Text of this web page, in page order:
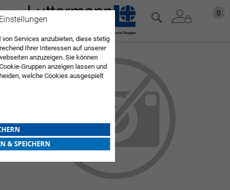
Zum
Inhalt
0
Suche
Zum
Ende
der
Services anzubieten, diese stetig
Ihrer Interessen auf unserer
anzuzeigen. Sie können
Gruppen anzeigen lassen und
welche Cookies ausgespielt
& SPEICHERN